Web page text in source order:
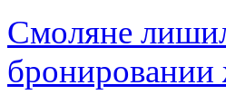
Смоляне
бронировании